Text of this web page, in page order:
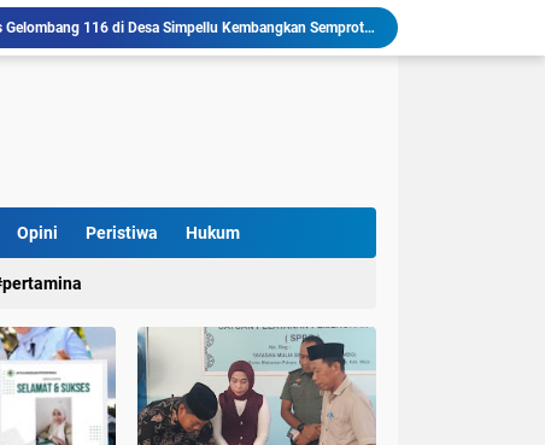
Mahasiswa KKN-T Unhas Gelombang 116 di Desa Simpellu Kembangkan Semprot Antinyamuk Alami
Pestisida Nabati dari Daun Pepaya Diperkenalkan di Desa Simpellu oleh Mahasiswa KKN-T Unhas Gel-116
Mahasiswa KKN-T Literasi Unhas Laksanakan Kunjungan Literasi ke Rumah Baca Lo’mo Topejawa Bersama Siswa UPT SDN 66 Kajang
Opini Peristiwa Hukum
pertamina